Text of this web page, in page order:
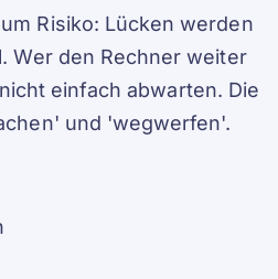
Risiko: Lücken werden
Wer den Rechner weiter
einfach abwarten. Die
und 'wegwerfen'.